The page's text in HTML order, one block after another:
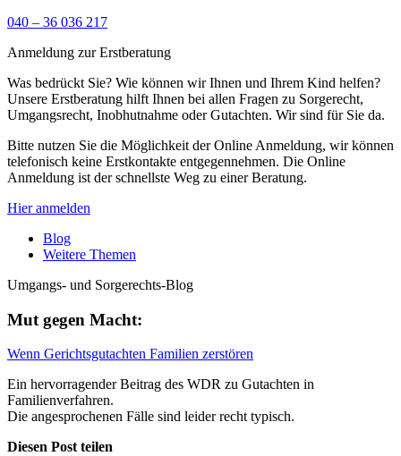
040 – 36 036 217
Anmeldung zur Erstberatung
Was bedrückt Sie? Wie können wir Ihnen und Ihrem Kind helfen?
Unsere Erstberatung hilft Ihnen bei allen Fragen zu Sorgerecht,
Umgangsrecht, Inobhutnahme oder Gutachten. Wir sind für Sie da.
Bitte nutzen Sie die Möglichkeit der Online Anmeldung, wir können
telefonisch keine Erstkontakte entgegennehmen. Die Online
Anmeldung ist der schnellste Weg zu einer Beratung.
Hier anmelden
Blog
Weitere Themen
Umgangs- und Sorgerechts-Blog
Mut gegen Macht:
Wenn Gerichtsgutachten Familien zerstören
Ein hervorragender Beitrag des WDR zu Gutachten in
Familienverfahren.
Die angesprochenen Fälle sind leider recht typisch.
Diesen Post teilen